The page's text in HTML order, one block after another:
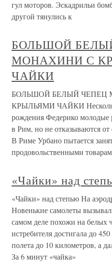
гул моторов. Эскадрильи
другой тянулись к
БОЛЬШОЙ
МОНАХИНИ С
ЧАЙКИ
БОЛЬШОЙ БЕЛЫЙ ЧЕПЕЦ
КРЫЛЬЯМИ ЧАЙКИ
рождения Федерико молодые
в Рим, но не отказываются
В Риме Урбано пытается
продовольственными
«Чайки» над
«Чайки» над степью На
Новенькие самолеты
самом деле похожи на белых
истребителя достигала до
полета до 10 километров, а
За 6 минут «чайка»